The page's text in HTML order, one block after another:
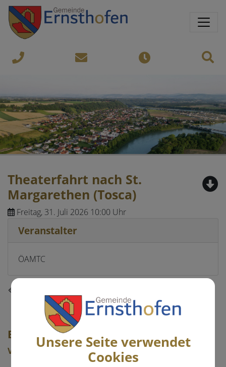
Sprungmarken
Springe direkt zu:
8450
EVENTS & FREIZEIT
Veranstaltungen
Theaterfahrt nach St.
Margarethen (Tosca)
Freitag, 31. Juli 2026 10:00 Uhr
Veranstalter
ÖAMTC
⇐ zurück
Unsere Seite verwendet
Cookies